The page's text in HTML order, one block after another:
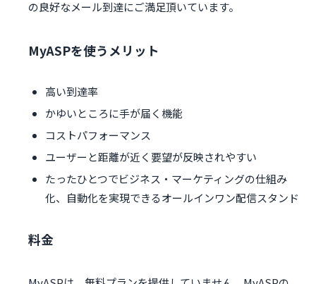
の良好なメール到達にご満足頂いています。
MyASPを使うメリット
高い到達率
かゆいところに手が届く機能
コストパフォーマンス
ユーザーと距離が近く要望が反映されやすい
たったひとつでビジネス・マーケティングの仕組み
化、自動化を実現できるオールインワン配信スタンド
料金